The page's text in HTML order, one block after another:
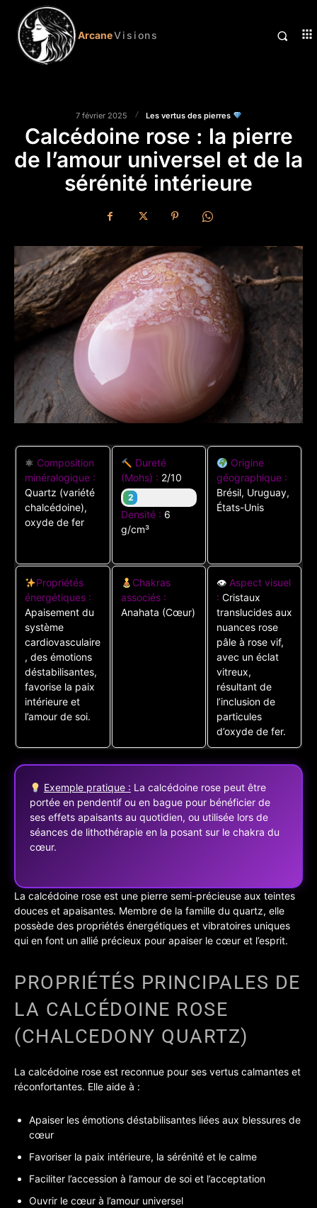
ArcaneVisions
7 février 2025 Les vertus des pierres
Calcédoine rose : la pierre
de l’amour universel et de la
sérénité intérieure
⚛ Composition
minéralogique :
Quartz (variété
chalcédoine),
oxyde de fer
Dureté
(Mohs) : 2/10
2
Densité : 6
g/cm³
Origine
géographique :
Brésil, Uruguay,
États-Unis
Propriétés
énergétiques :
Apaisement du
système
cardiovasculaire
, des émotions
déstabilisantes,
favorise la paix
intérieure et
l’amour de soi.
Chakras
associés :
Anahata (Cœur)
👁 Aspect visuel
: Cristaux
translucides aux
nuances rose
pâle à rose vif,
avec un éclat
vitreux,
résultant de
l’inclusion de
particules
d’oxyde de fer.
Exemple pratique : La calcédoine rose peut être
portée en pendentif ou en bague pour bénéficier de
ses effets apaisants au quotidien, ou utilisée lors de
séances de lithothérapie en la posant sur le chakra du
cœur.
La calcédoine rose est une pierre semi-précieuse aux teintes
douces et apaisantes. Membre de la famille du quartz, elle
possède des propriétés énergétiques et vibratoires uniques
qui en font un allié précieux pour apaiser le cœur et l’esprit.
PROPRIÉTÉS PRINCIPALES DE
LA CALCÉDOINE ROSE
(CHALCEDONY QUARTZ)
La calcédoine rose est reconnue pour ses vertus calmantes et
réconfortantes. Elle aide à :
Apaiser les émotions déstabilisantes liées aux blessures de
cœur
Favoriser la paix intérieure, la sérénité et le calme
Faciliter l’accession à l’amour de soi et l’acceptation
Ouvrir le cœur à l’amour universel